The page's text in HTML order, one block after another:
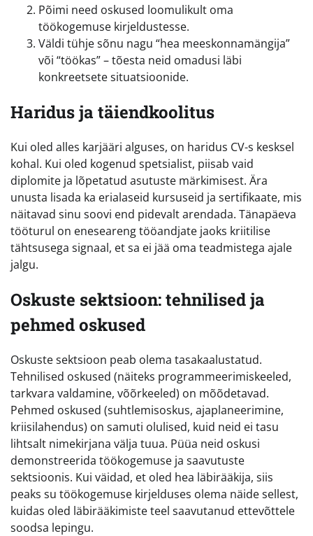
Põimi need oskused loomulikult oma
töökogemuse kirjeldustesse.
Väldi tühje sõnu nagu “hea meeskonnamängija”
või “töökas” – tõesta neid omadusi läbi
konkreetsete situatsioonide.
Haridus ja täiendkoolitus
Kui oled alles karjääri alguses, on haridus CV-s kesksel
kohal. Kui oled kogenud spetsialist, piisab vaid
diplomite ja lõpetatud asutuste märkimisest. Ära
unusta lisada ka erialaseid kursuseid ja sertifikaate, mis
näitavad sinu soovi end pidevalt arendada. Tänapäeva
tööturul on eneseareng tööandjate jaoks kriitilise
tähtsusega signaal, et sa ei jää oma teadmistega ajale
jalgu.
Oskuste sektsioon: tehnilised ja
pehmed oskused
Oskuste sektsioon peab olema tasakaalustatud.
Tehnilised oskused (näiteks programmeerimiskeeled,
tarkvara valdamine, võõrkeeled) on mõõdetavad.
Pehmed oskused (suhtlemisoskus, ajaplaneerimine,
kriisilahendus) on samuti olulised, kuid neid ei tasu
lihtsalt nimekirjana välja tuua. Püüa neid oskusi
demonstreerida töökogemuse ja saavutuste
sektsioonis. Kui väidad, et oled hea läbirääkija, siis
peaks su töökogemuse kirjelduses olema näide sellest,
kuidas oled läbirääkimiste teel saavutanud ettevõttele
soodsa lepingu.